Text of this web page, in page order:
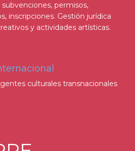
permisos,
inscripciones. Gestión jurídica
y actividades artísticas.
culturales transnacionales